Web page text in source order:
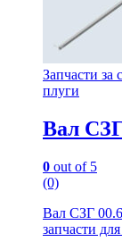
Запчасти
плуги
Вал
0 out of 5
(0)
Вал СЗГ
запчасти